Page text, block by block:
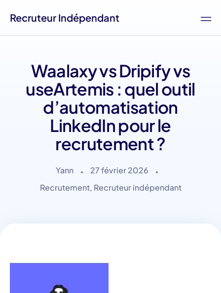
Recruteur Indépendant
Waalaxy vs Dripify vs
useArtemis : quel outil
d’automatisation
LinkedIn pour le
recrutement ?
Yann
27 février 2026
Recrutement, Recruteur indépendant